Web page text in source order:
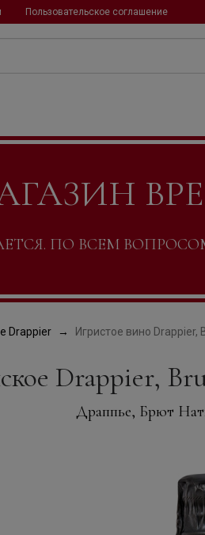
Пользовательское соглашение
ПО ВСЕМ ВОПРОСОМ
Drappier Игристое вино Drappier,
Drappier,
Драппье, Брют